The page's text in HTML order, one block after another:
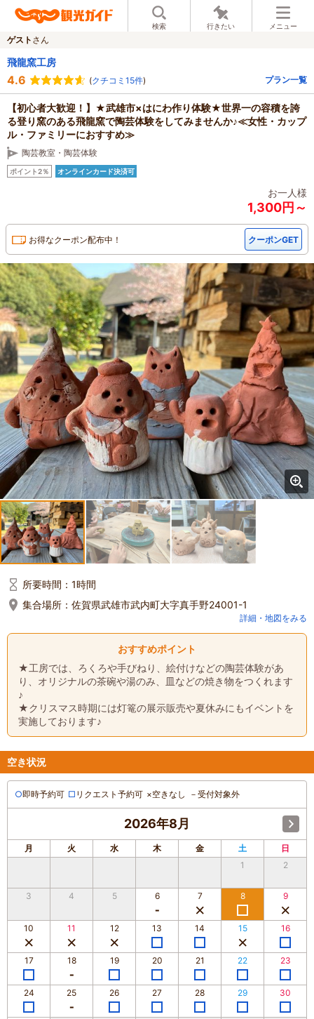
検索 行きたい メニュー
ゲスト さん
飛龍窯工房
4.6 (クチコミ15件) プラン一覧
【初心者大歓迎！】★武雄市×はにわ作り体験★世界一の容積を誇
る登り窯のある飛龍窯で陶芸体験をしてみませんか♪≪女性・カップ
ル・ファミリーにおすすめ≫
陶芸教室・陶芸体験
ポイント2％ オンラインカード決済可
お一人様
1,300円～
お得なクーポン配布中！ クーポンGET
所要時間： 1時間
集合場所： 佐賀県武雄市武内町大字真手野24001-1
詳細・地図をみる
おすすめポイント
★工房では、ろくろや手びねり、絵付けなどの陶芸体験があ
り、オリジナルの茶碗や湯のみ、皿などの焼き物をつくれます
♪
★クリスマス時期には灯篭の展示販売や夏休みにもイベントを
実施しております♪
空き状況
○即時予約可 □ リクエスト予約可 ×空きなし － 受付対象外
2026年8月
月 火 水 木 金 土
日
1
2
3 4 5 6 7 8 9
10 11 12 13 14 15 16
17 18 19 20 21 22 23
24 25 26 27 28 29 30